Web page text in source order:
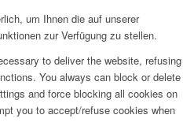
um Ihnen die auf unserer
zur Verfügung zu stellen.
to deliver the website, refusing
You always can block or delete
and force blocking all cookies on
you to accept/refuse cookies when